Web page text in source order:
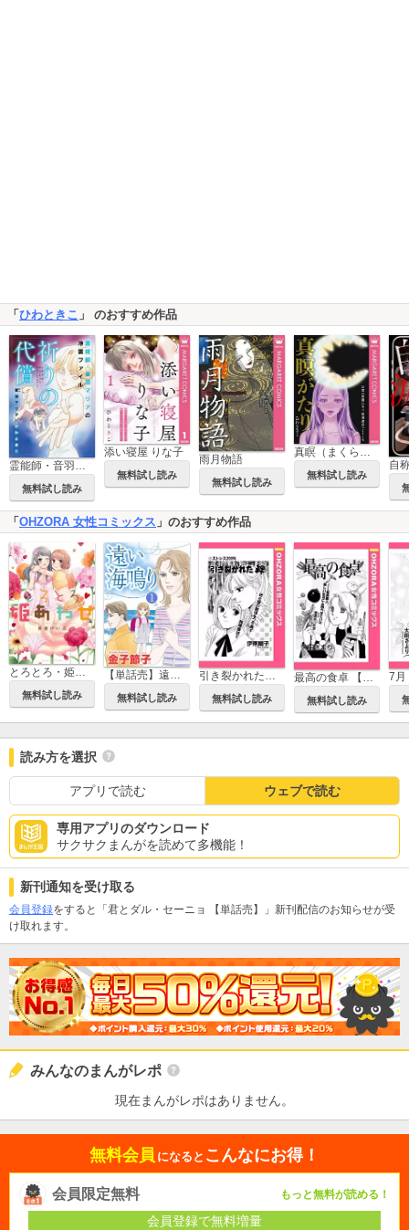
「ひわときこ 」 のおすすめ作品
無料試し読み
添い寝屋 りな子
無料試し読み
雨月物語
無料試し読み
無料試し読み
「OHZORA 女性コミックス 」のおすすめ作品
とろとろ・姫あわせ
無料試し読み 無料試し読み
引き裂かれた絆 【単話売】
無料試し読み
最高の食卓 【単話売】
無料試し読み
読み方を選択
アプリで読む ウェブで読む
専用アプリのダウンロード
サクサクまんがを読めて多機能！
新刊通知を受け取る
会員登録をすると「君とダル・セーニョ 【単話売】」新刊配信のお知らせが受
け取れます。
みんなのまんがレポ
現在まんがレポはありません。
無料会員 になると こんなにお得！
会員限定無料 もっと無料が読める！
会員登録で無料増量